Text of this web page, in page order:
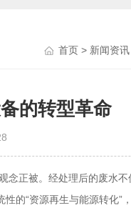
首页 > 新闻资讯
的转型革命
正被。经处理后的废水
的“资源再生与能源转化”